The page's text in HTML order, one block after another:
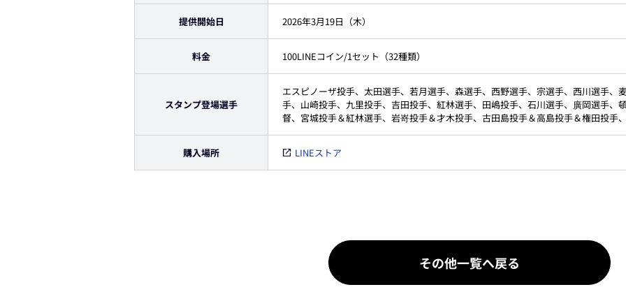
提供開始日 2026年3月19日（木）
料金 100LINEコイン/1セット（32種類）
スタンプ登場選手
エスピノーザ投手、太田選手、若月選手、森選手、西野選手、宗選手、西川選手、
手、山崎投手、九里投手、吉田投手、紅林選手、田嶋投手、石川選手、廣岡選手、
督、宮城投手＆紅林選手、岩嵜投手＆才木投手、古田島投手＆高島投手＆権田投手
購入場所 LINEストア
その他一覧へ戻る